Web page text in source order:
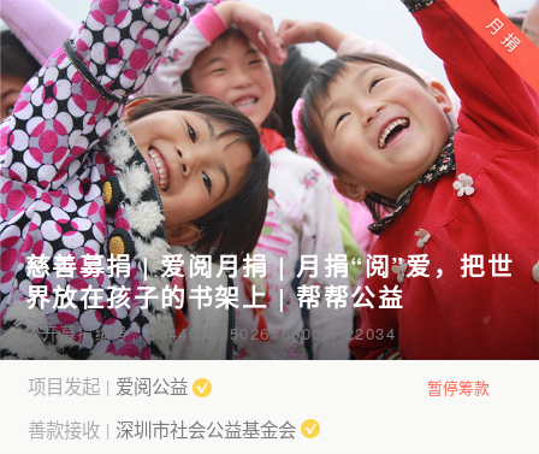
慈善募捐 | 爱阅月捐 | 月捐“阅”爱，把世
界放在孩子的书架上 | 帮帮公益
公开募捐编号：534400005026760003A22034
项目发起 | 爱阅公益 暂停筹款
善款接收 | 深圳市社会公益基金会